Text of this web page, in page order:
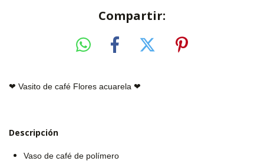
Compartir:
❤ Vasito de café Flores acuarela ❤
Descripción
Vaso de café de polímero